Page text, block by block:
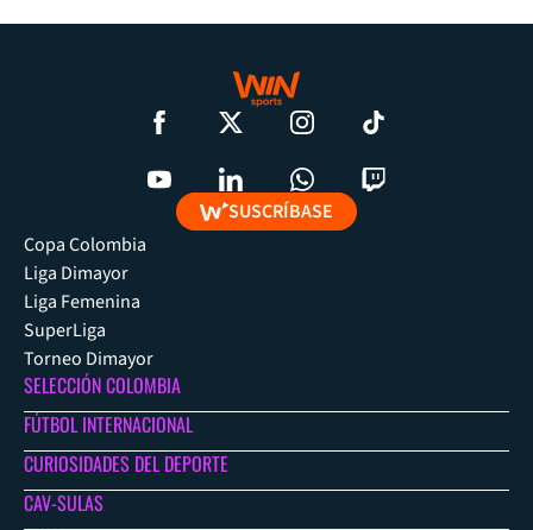
SUSCRÍBASE
Copa Colombia
Liga Dimayor
Liga Femenina
SuperLiga
Torneo Dimayor
SELECCIÓN COLOMBIA
FÚTBOL INTERNACIONAL
CURIOSIDADES DEL DEPORTE
CAV-SULAS